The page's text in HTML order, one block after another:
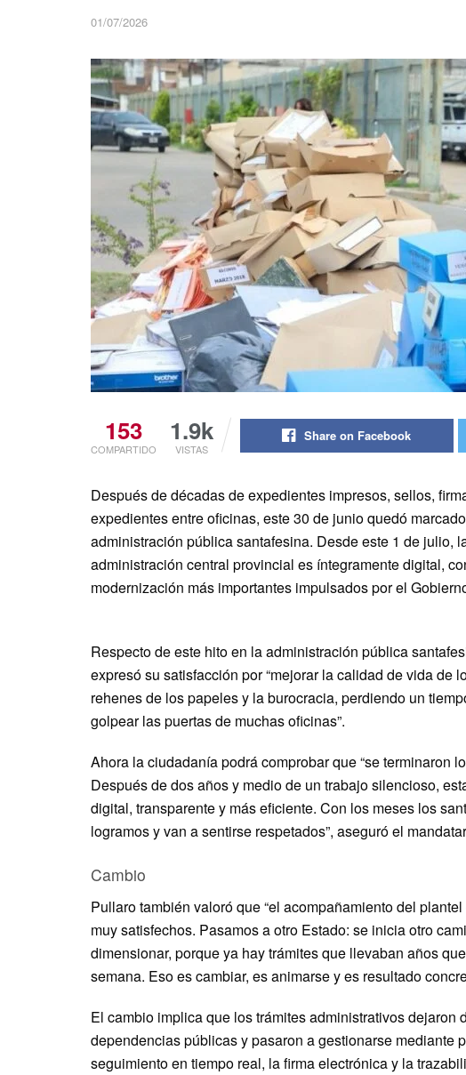
01/07/2026
153
COMPARTIDO
1.9k
VISTAS
Share on Facebook
Después de décadas de expedientes impresos, sellos,
expedientes entre oficinas, este 30 de junio quedó
administración pública santafesina. Desde este 1 de julio,
administración central provincial es íntegramente digital,
modernización más importantes impulsados por el
Respecto de este hito en la administración pública
expresó su satisfacción por “mejorar la calidad de vida de
rehenes de los papeles y la burocracia, perdiendo un
golpear las puertas de muchas oficinas”.
Ahora la ciudadanía podrá comprobar que “se terminaron
Después de dos años y medio de un trabajo silencioso,
digital, transparente y más eficiente. Con los meses los
logramos y van a sentirse respetados”, aseguró el
Cambio
Pullaro también valoró que “el acompañamiento del
muy satisfechos. Pasamos a otro Estado: se inicia otro
dimensionar, porque ya hay trámites que llevaban años
semana. Eso es cambiar, es animarse y es resultado
El cambio implica que los trámites administrativos dejaron
dependencias públicas y pasaron a gestionarse mediante
seguimiento en tiempo real, la firma electrónica y la